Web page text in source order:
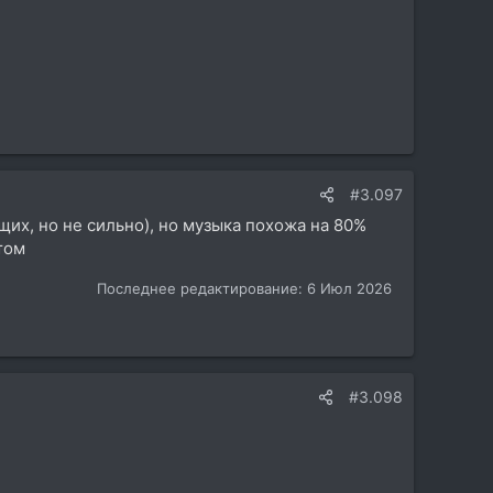
#3.097
но не сильно), но музыка похожа на 80%
Последнее редактирование: 6 Июл 2026
#3.098